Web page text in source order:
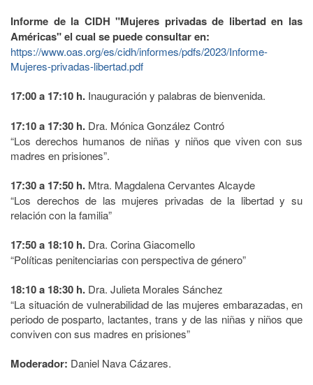
Informe de la CIDH "Mujeres privadas de libertad en las
Américas" el cual se puede consultar en:
https://www.oas.org/es/cidh/informes/pdfs/2023/Informe-
Mujeres-privadas-libertad.pdf
17:00 a 17:10 h. Inauguración y palabras de bienvenida.
17:10 a 17:30 h. Dra. Mónica González Contró
“Los derechos humanos de niñas y niños que viven con sus
madres en prisiones”.
17:30 a 17:50 h. Mtra. Magdalena Cervantes Alcayde
“Los derechos de las mujeres privadas de la libertad y su
relación con la familia”
17:50 a 18:10 h. Dra. Corina Giacomello
“Políticas penitenciarias con perspectiva de género”
18:10 a 18:30 h. Dra. Julieta Morales Sánchez
“La situación de vulnerabilidad de las mujeres embarazadas, en
periodo de posparto, lactantes, trans y de las niñas y niños que
conviven con sus madres en prisiones”
Moderador: Daniel Nava Cázares.